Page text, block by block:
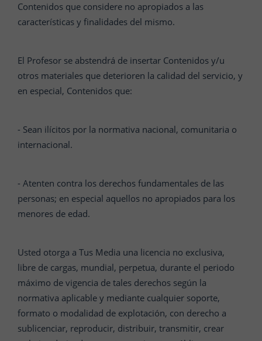
Contenidos que considere no apropiados a las
características y finalidades del mismo.
El Profesor se abstendrá de insertar Contenidos y/u
otros materiales que deterioren la calidad del servicio, y
en especial, Contenidos que:
- Sean ilícitos por la normativa nacional, comunitaria o
internacional.
- Atenten contra los derechos fundamentales de las
personas; en especial aquellos no apropiados para los
menores de edad.
Usted otorga a Tus Media una licencia no exclusiva,
libre de cargas, mundial, perpetua, durante el periodo
máximo de vigencia de tales derechos según la
normativa aplicable y mediante cualquier soporte,
formato o modalidad de explotación, con derecho a
sublicenciar, reproducir, distribuir, transmitir, crear